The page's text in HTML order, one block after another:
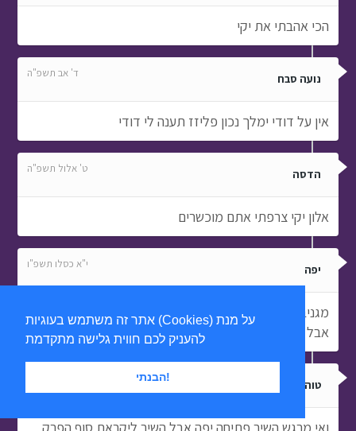
אתר זה משתמש בעוגיות (Cookies) על מנת
הבנתי!
הכי אהבתי את יקי
נועה סבח ד' אב תשפ"ה
אין על דודי ימלך נכון פליזז תענה לי דודי
הדסה ט' אלול תשפ"ה
אלון יקי צרפתי אתם מוכשרים
יפה י"א כסלו תשפ"ו
מגניב מאוד שיר יפה מאוד קצת חבל שהכל זה לי אכפת
אבל ממש מקורי
טוהר